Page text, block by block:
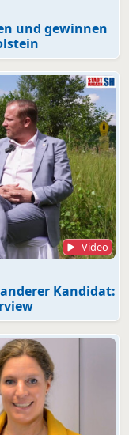
und gewinnen
Video
Kandidat: